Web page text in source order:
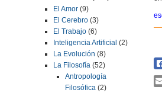
El Amor (9)
El Cerebro (3)
El Trabajo (6)
Inteligencia Artificial (2)
La Evolución (8)
La Filosofía (52)
Antropología
Filosófica (2)